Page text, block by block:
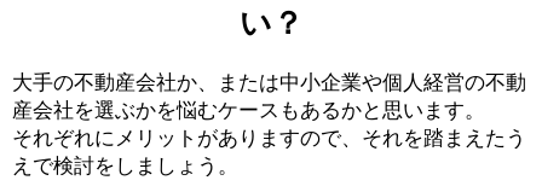
い？
大手の不動産会社か、または中小企業や個人経営の不動
産会社を選ぶかを悩むケースもあるかと思います。
それぞれにメリットがありますので、それを踏まえたう
えで検討をしましょう。